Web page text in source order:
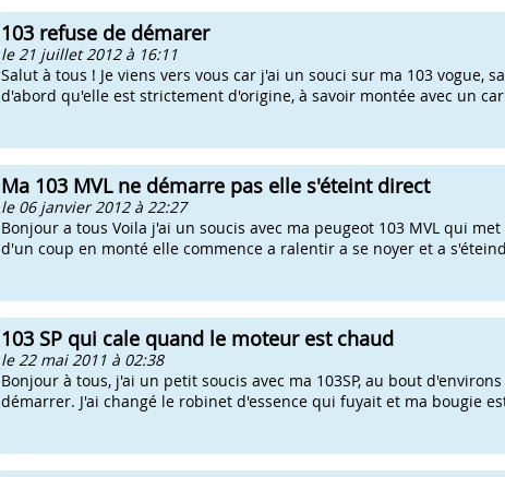
103 refuse de démarer
le 21 juillet 2012 à 16:11
Salut à tous ! Je viens vers vous car j'ai un souci sur ma 103 vogue,
d'abord qu'elle est strictement d'origine, à savoir montée avec un
Ma 103 MVL ne démarre pas elle s'éteint direct
le 06 janvier 2012 à 22:27
Bonjour a tous Voila j'ai un soucis avec ma peugeot 103 MVL qui
d'un coup en monté elle commence a ralentir a se noyer et a
103 SP qui cale quand le moteur est chaud
le 22 mai 2011 à 02:38
Bonjour à tous, j'ai un petit soucis avec ma 103SP, au bout
démarrer. J'ai changé le robinet d'essence qui fuyait et ma bougie